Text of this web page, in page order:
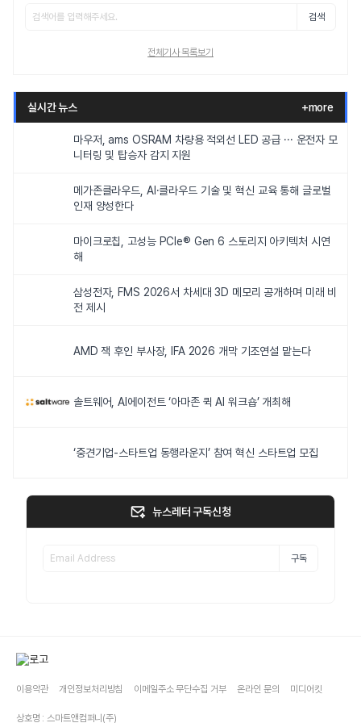
검색
전체기사 목록보기
실시간 뉴스 +more
마우저, ams OSRAM 차량용 적외선 LED 공급 ··· 운전자 모
니터링 및 탑승자 감지 지원
메가존클라우드, AI·클라우드 기술 및 혁신 교육 통해 글로벌
인재 양성한다
마이크로칩, 고성능 PCIe® Gen 6 스토리지 아키텍처 시연
해
삼성전자, FMS 2026서 차세대 3D 메모리 공개하며 미래 비
전 제시
AMD 잭 후인 부사장, IFA 2026 개막 기조연설 맡는다
솔트웨어, AI에이전트 ‘아마존 퀵 AI 워크숍’ 개최해
‘중견기업-스타트업 동행라운지’ 참여 혁신 스타트업 모집
뉴스레터 구독신청
구독
이용약관 개인정보처리방침 이메일주소 무단수집 거부 온라인 문의 미디어킷
상호명 : 스마트앤컴퍼니(주)